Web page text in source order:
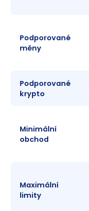
Podporované
měny
Podporované
krypto
Minimální
obchod
Maximální
limity